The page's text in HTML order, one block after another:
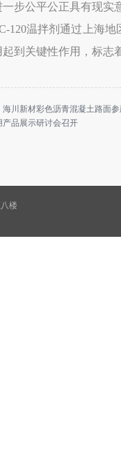
一步公平公正具有现实
120温拌剂通过上海地
起到关键性作用，标志
海川新材彩色沥青混凝土路面
产品展示研讨会召开
楼